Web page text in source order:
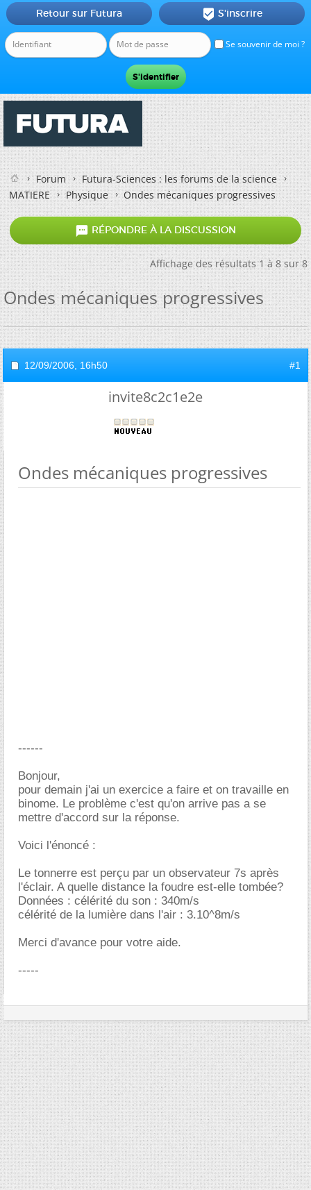
Se souvenir de moi ?
Retour sur Futura  S'inscrire
Forum
Futura-Sciences : les forums de la science
MATIERE
Physique Ondes mécaniques progressives
 RÉPONDRE À LA DISCUSSION
Affichage des résultats 1 à 8 sur 8
Ondes mécaniques progressives
12/09/2006, 16h50 #1
invite8c2c1e2e
Ondes mécaniques progressives
------
Bonjour,
pour demain j'ai un exercice a faire et on travaille en
binome. Le problème c'est qu'on arrive pas a se
mettre d'accord sur la réponse.
Voici l'énoncé :
Le tonnerre est perçu par un observateur 7s après
l'éclair. A quelle distance la foudre est-elle tombée?
Données : célérité du son : 340m/s
célérité de la lumière dans l'air : 3.10^8m/s
Merci d'avance pour votre aide.
-----